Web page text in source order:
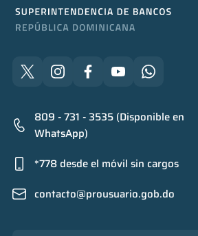
809 - 731 - 3535 (Disponible en
WhatsApp)
*778 desde el móvil sin cargos
contacto@prousuario.gob.do